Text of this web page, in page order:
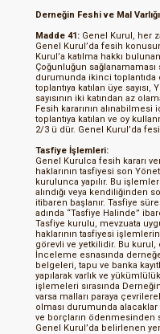
Derneğin Feshi ve Mal
Madde 41: Genel Kurul, her
Genel Kurul’da fesih
Kurul’a katılma hakkı
Çoğunluğun
durumunda ikinci
toplantıya katılan üye
sayısının iki katından az
Fesih kararının
toplantıya katılan ve oy
2/3 ü dür. Genel Kurul’da
Tasfiye İşlemleri:
Genel Kurulca fesih kararı
haklarının tasfiyesi son
kurulunca yapılır. Bu
alındığı veya kendiliğinden
itibaren başlanır. Tasfiye
adında “Tasfiye Halinde”
Tasfiye kurulu, mevzuata
haklarının tasfiyesi
görevli ve yetkilidir. Bu kurul,
İnceleme esnasında
belgeleri, tapu ve banka
yapılarak varlık ve
işlemeleri sırasında
varsa malları paraya
olması durumunda
ve borçların ödenmesinden
Genel Kurul’da belirlenen